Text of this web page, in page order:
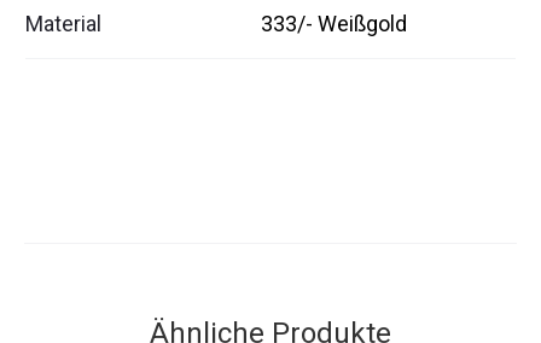
Material 333/- Weißgold
Ähnliche Produkte